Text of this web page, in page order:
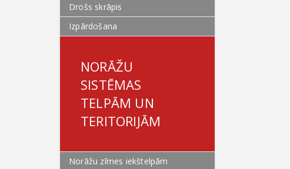
Drošs skrāpis
Izpārdošana
NORĀŽU
SISTĒMAS
TELPĀM UN
TERITORIJĀM
Norāžu zīmes iekštelpām